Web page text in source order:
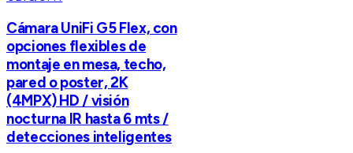
Cámara UniFi G5 Flex, con
opciones flexibles de
montaje en mesa, techo,
pared o poster, 2K
(4MPX) HD / visión
nocturna IR hasta 6 mts /
detecciones inteligentes